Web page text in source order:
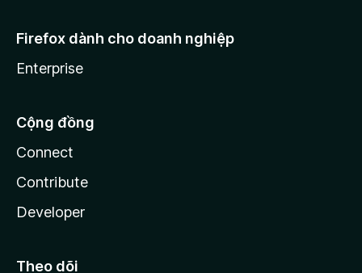
Firefox dành cho doanh nghiệp
Enterprise
Cộng đồng
Connect
Contribute
Developer
Theo dõi